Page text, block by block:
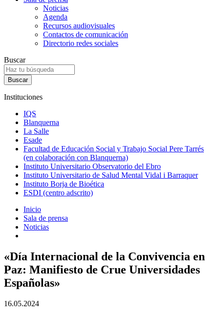
Noticias
Agenda
Recursos audiovisuales
Contactos de comunicación
Directorio redes sociales
Buscar
Instituciones
IQS
Blanquerna
La Salle
Esade
Facultad de Educación Social y Trabajo Social Pere Tarrés
(en colaboración con Blanquerna)
Instituto Universitario Observatorio del Ebro
Instituto Universitario de Salud Mental Vidal i Barraquer
Instituto Borja de Bioética
ESDI (centro adscrito)
Inicio
Sala de prensa
Noticias
«Día Internacional de la Convivencia en
Paz: Manifiesto de Crue Universidades
Españolas»
16.05.2024